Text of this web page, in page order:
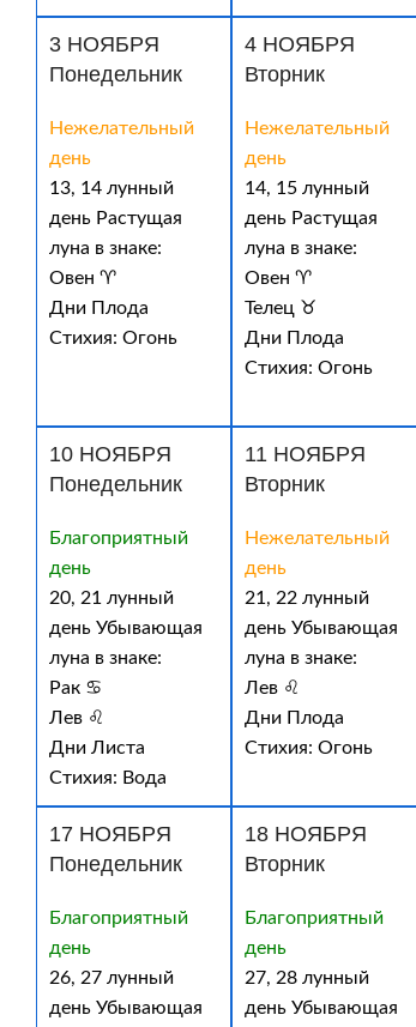
3 НОЯБРЯ
Понедельник
Нежелательный
день
13, 14 лунный
день Растущая
луна в знаке:
Овен ♈
Дни Плода
Стихия: Огонь
4 НОЯБРЯ
Вторник
Нежелательный
день
14, 15 лунный
день Растущая
луна в знаке:
Овен ♈
Телец ♉
Дни Плода
Стихия: Огонь
10 НОЯБРЯ
Понедельник
Благоприятный
день
20, 21 лунный
день Убывающая
луна в знаке:
Рак ♋
Лев ♌
Дни Листа
Стихия: Вода
11 НОЯБРЯ
Вторник
Нежелательный
день
21, 22 лунный
день Убывающая
луна в знаке:
Лев ♌
Дни Плода
Стихия: Огонь
17 НОЯБРЯ
Понедельник
Благоприятный
день
26, 27 лунный
день Убывающая
18 НОЯБРЯ
Вторник
Благоприятный
день
27, 28 лунный
день Убывающая